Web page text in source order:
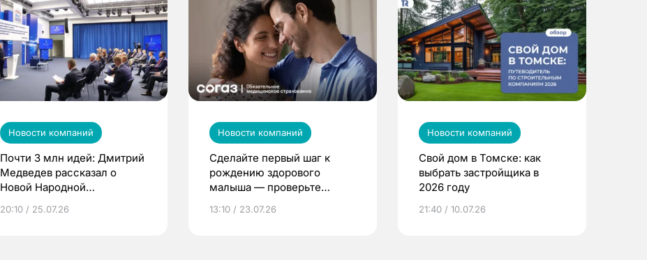
Новости компаний
Почти 3 млн идей: Дмитрий
Медведев рассказал о
Новой Народной
20:10 / 25.07.26
Новости компаний
Сделайте первый шаг к
рождению здорового
малыша — проверьте
по ОМС!
13:10 / 23.07.26
Новости компаний
Свой дом в Томске: как
выбрать застройщика в
2026 году
21:40 / 10.07.26